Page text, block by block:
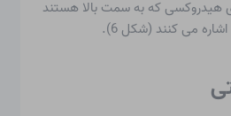
هیدروکسی که به سمت بالا هستند
می کنند (شکل 6).